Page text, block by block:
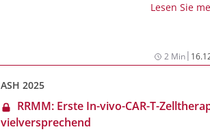
Auswertung von Daten aus der Phase-III-
Biomarker aus peripherem Blut und
Knochenmark mit dem
Vorbehandlungslinien in Korrelation.
zeigte sich: Ein längeres PFS war mit einer
Lesen Sie
2 Min|
ASH 2025
RRMM: Erste In-vivo-CAR-T-
vielversprechend